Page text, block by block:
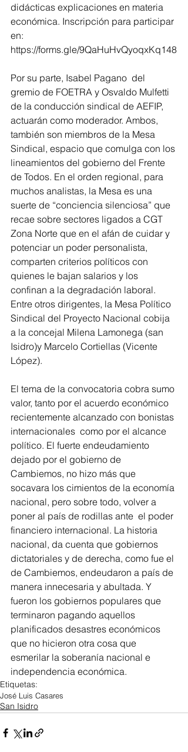
didácticas explicaciones en materia
económica. Inscripción para participar
en:
https://forms.gle/9QaHuHvQyoqxKq148
Por su parte, Isabel Pagano  del
gremio de FOETRA y Osvaldo Mulfetti
de la conducción sindical de AEFIP,
actuarán como moderador. Ambos,
también son miembros de la Mesa
Sindical, espacio que comulga con los
lineamientos del gobierno del Frente
de Todos. En el orden regional, para
muchos analistas, la Mesa es una
suerte de “conciencia silenciosa” que
recae sobre sectores ligados a CGT
Zona Norte que en el afán de cuidar y
potenciar un poder personalista,
comparten criterios políticos con
quienes le bajan salarios y los
confinan a la degradación laboral.
Entre otros dirigentes, la Mesa Político
Sindical del Proyecto Nacional cobija
a la concejal Milena Lamonega (san
Isidro)y Marcelo Cortiellas (Vicente
López).
El tema de la convocatoria cobra sumo
valor, tanto por el acuerdo económico
recientemente alcanzado con bonistas
internacionales  como por el alcance
político. El fuerte endeudamiento
dejado por el gobierno de
Cambiemos, no hizo más que
socavara los cimientos de la economía
nacional, pero sobre todo, volver a
poner al país de rodillas ante  el poder
financiero internacional. La historia
nacional, da cuenta que gobiernos
dictatoriales y de derecha, como fue el
de Cambiemos, endeudaron a país de
manera innecesaria y abultada. Y
fueron los gobiernos populares que
terminaron pagando aquellos
planificados desastres económicos
que no hicieron otra cosa que
esmerilar la soberanía nacional e
independencia económica.
Etiquetas:
José Luis Casares
San Isidro